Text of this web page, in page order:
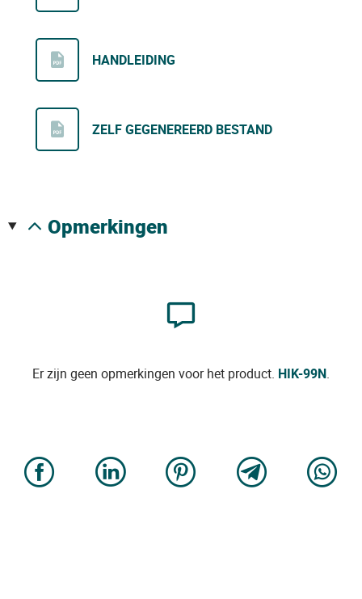
HANDLEIDING
ZELF GEGENEREERD BESTAND
opmerkingen
Er zijn geen opmerkingen voor het product. HIK-99N.